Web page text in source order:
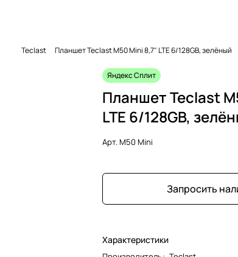
Teclast Планшет Teclast M50 Mini 8,7" LTE 6/128GB, зелёный
Яндекс Сплит
Планшет Teclast
LTE 6/128GB,
Арт.M50 Mini
Запросить
Характеристики